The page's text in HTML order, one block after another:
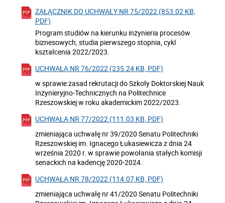
ZAŁĄCZNIK DO UCHWAŁY NR 75/2022 (853.02 KB,
PDF)
Program studiów na kierunku inżynieria procesów
biznesowych, studia pierwszego stopnia, cykl
kształcenia 2022/2023.
UCHWAŁA NR 76/2022 (235.24 KB, PDF)
w sprawie zasad rekrutacji do Szkoły Doktorskiej Nauk
Inżynieryjno-Technicznych na Politechnice
Rzeszowskiej w roku akademickim 2022/2023.
UCHWAŁA NR 77/2022 (111.03 KB, PDF)
zmieniająca uchwałę nr 39/2020 Senatu Politechniki
Rzeszowskiej im. Ignacego Łukasiewicza z dnia 24
września 2020 r. w sprawie powołania stałych komisji
senackich na kadencję 2020-2024.
UCHWAŁA NR 78/2022 (114.07 KB, PDF)
zmieniająca uchwałę nr 41/2020 Senatu Politechniki